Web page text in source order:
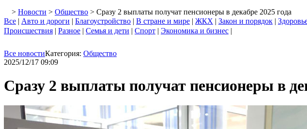
> Новости > Общество > Сразу 2 выплаты получат пенсионеры в декабре 2025 года
Все | Авто и дороги | Благоустройство | В стране и мире | ЖКХ | Закон и порядок |
Происшествия | Разное | Семья и дети | Спорт | Экономика и бизнес |
Все новостиКатегория: Общество
2025/12/17 09:09
Сразу 2 выплаты получат пенсионеры в